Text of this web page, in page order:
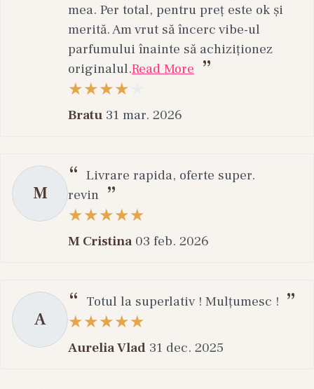
mea. Per total, pentru preț este ok și
merită. Am vrut să încerc vibe-ul
parfumului înainte să achiziționez
originalul.Read More
Bratu 31 mar. 2026
M
Livrare rapida, oferte super.
revin
M Cristina 03 feb. 2026
A
Totul la superlativ ! Mulțumesc !
Aurelia Vlad 31 dec. 2025